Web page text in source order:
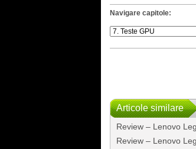
Navigare capitole:
Articole similare
Review – Lenovo
Review – Lenovo